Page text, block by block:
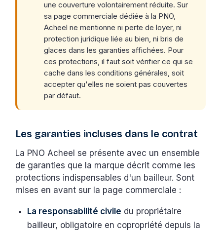
une couverture volontairement réduite. Sur
sa page commerciale dédiée à la PNO,
Acheel ne mentionne ni perte de loyer, ni
protection juridique liée au bien, ni bris de
glaces dans les garanties affichées. Pour
ces protections, il faut soit vérifier ce qui se
cache dans les conditions générales, soit
accepter qu'elles ne soient pas couvertes
par défaut.
Les garanties incluses dans le contrat
La PNO Acheel se présente avec un ensemble
de garanties que la marque décrit comme les
protections indispensables d'un bailleur. Sont
mises en avant sur la page commerciale :
La responsabilité civile du propriétaire
bailleur, obligatoire en copropriété depuis la